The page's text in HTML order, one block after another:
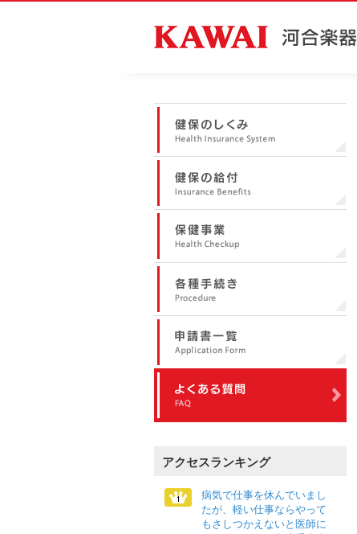
アクセスランキング
病気で仕事を休んでいまし
たが、軽い仕事ならやって
もさしつかえないと医師に